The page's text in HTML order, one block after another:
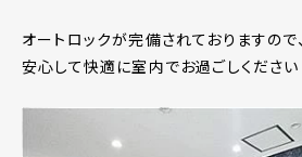
オートロックが完備されておりますので
安心して快適に室内でお過ごしくださ